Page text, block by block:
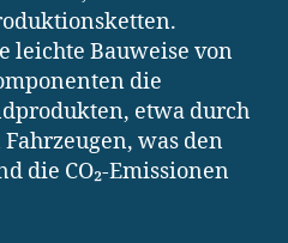
leichte Bauweise von
die
etwa durch
was den
die CO₂-Emissionen